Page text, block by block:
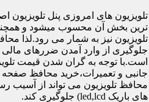
تلویزیون های امروزی پنل
ترین بخش آن محسوب میشود و
تلویزیون نیز به شمار می رود.لذا
جلوگیری از وارد آمدن ضررهای
است.با توجه به گران شدن قیمت
جانبی و تعمیرات،خرید محافظ صفحه
محافظ تلویزیون می تواند از آسیب
های باریک led,lcd) جلوگیری کند.